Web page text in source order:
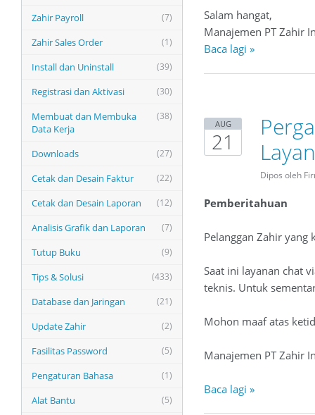
(7)
Zahir Payroll
(1)
Zahir Sales Order
(39)
Install dan Uninstall
(30)
Registrasi dan Aktivasi
(38)
Membuat dan Membuka
Data Kerja
(27)
Downloads
(22)
Cetak dan Desain Faktur
(12)
Cetak dan Desain Laporan
(7)
Analisis Grafik dan Laporan
(9)
Tutup Buku
(433)
Tips & Solusi
(21)
Database dan Jaringan
(2)
Update Zahir
(5)
Fasilitas Password
(1)
Pengaturan Bahasa
(5)
Alat Bantu
Salam hangat,
Manajemen PT Zahir
Baca lagi »
AUG
21
Dipos oleh
Pemberitahuan
Pelanggan Zahir yang
Saat ini layanan chat
teknis. Untuk
Mohon maaf atas
Manajemen PT Zahir
Baca lagi »